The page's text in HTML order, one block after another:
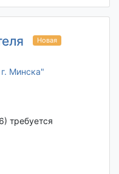
Новая
Минска"
требуется